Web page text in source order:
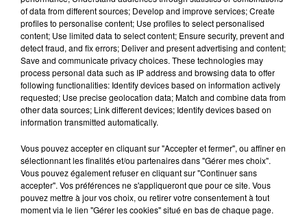
» présentée par Kalina Raskin,
directrice du CEEBIOS*, qui aura
lieu le 21 avril à 20h30 aux
Salorges.
*CEEBIOS : Le centre d’études et
d’expertises dédié au déploiement
du biomimétisme en France.
Réseau national d’acteurs
industriels, académiques et
institutionnels.
Infos
Voir plus
of data from different sources; Develop and improve services; Create
profiles to personalise content; Use profiles to select personalised
content; Use limited data to select content; Ensure security, prevent and
detect fraud, and fix errors; Deliver and present advertising and content;
Save and communicate privacy choices. These technologies may
process personal data such as IP address and browsing data to offer
following functionalities: Identify devices based on information actively
requested; Use precise geolocation data; Match and combine data from
other data sources; Link different devices; Identify devices based on
information transmitted automatically.
Vous pouvez accepter en cliquant sur "Accepter et fermer", ou affiner en
sélectionnant les finalités et/ou partenaires dans "Gérer mes choix".
Vous pouvez également refuser en cliquant sur "Continuer sans
accepter". Vos préférences ne s'appliqueront que pour ce site. Vous
pouvez mettre à jour vos choix, ou retirer votre consentement à tout
moment via le lien "Gérer les cookies" situé en bas de chaque page.